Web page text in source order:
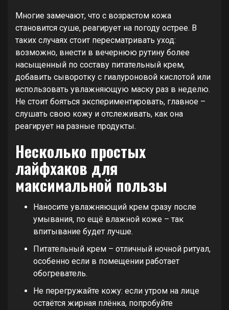
Многие замечают, что с возрастом кожа
становится суше, реагирует на погоду острее. В
таких случаях стоит пересматривать уход:
возможно, внести в вечернюю рутину более
насыщенный по составу питательный крем,
добавить сыворотку с гиалуроновой кислотой или
использовать увлажняющую маску раз в неделю.
Не стоит бояться экспериментировать, главное –
слушать свою кожу и отслеживать, как она
реагирует на разные продукты.
Несколько простых
лайфхаков для
максимальной пользы
Наносите увлажняющий крем сразу после
умывания, по ещё влажной коже – так
впитывание будет лучше.
Питательный крем – отличный ночной ритуал,
особенно если в помещении работает
обогреватель.
Не перегружайте кожу: если утром на лице
остаётся жирная плёнка, попробуйте